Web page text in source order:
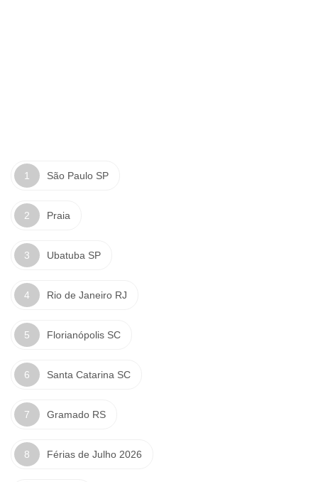
São Paulo SP
Praia
Ubatuba SP
Rio de Janeiro RJ
Florianópolis SC
Santa Catarina SC
Gramado RS
Férias de Julho 2026